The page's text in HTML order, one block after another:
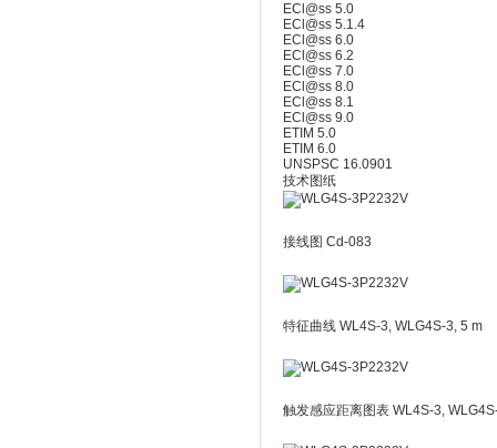
ECl@ss 5.0
ECl@ss 5.1.4
ECl@ss 6.0
ECl@ss 6.2
ECl@ss 7.0
ECl@ss 8.0
ECl@ss 8.1
ECl@ss 9.0
ETIM 5.0
ETIM 6.0
UNSPSC 16.0901
技术图纸
接线图 Cd-083
特征曲线 WL4S-3, WLG4S-3, 5 m
触发感应距离图表 WL4S-3,